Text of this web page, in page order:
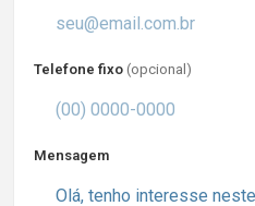
Telefone fixo (opcional)
Mensagem